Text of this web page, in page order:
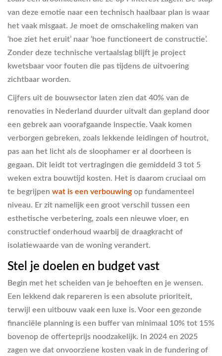
van deze emotie naar een technisch haalbaar plan is waar
het vaak misgaat. Je moet de omschakeling maken van
‘hoe ziet het eruit’ naar ‘hoe functioneert de constructie’.
Zonder deze technische vertaalslag blijft je project
kwetsbaar voor fouten die pas tijdens de uitvoering
zichtbaar worden.
Cijfers uit de bouwsector laten zien dat 40% van de
renovaties in Nederland duurder uitvalt dan gepland door
een gebrek aan voorafgaande inspectie. Vaak komen
verborgen gebreken, zoals lekkende leidingen of houtrot,
pas aan het licht als de sloophamer er al doorheen is
gegaan. Dit leidt tot vertragingen die gemiddeld 3 tot 5
weken extra bouwtijd kosten. Het is daarom cruciaal om
te begrijpen wat is een verbouwing op fundamenteel
niveau. Er zit namelijk een groot verschil tussen een
esthetische verbetering, zoals een nieuwe vloer, en
constructief onderhoud waarbij de draagkracht of
isolatiewaarde van de woning verandert.
Stel je doelen en budget vast
Begin met het scheiden van je behoeften en je wensen.
Een lekkend dak repareren is een absolute prioriteit,
terwijl een uitbouw vaak een luxe is. Voor een gezonde
financiële planning is een buffer van minimaal 10% tot 15%
bovenop de offerteprijs noodzakelijk. In 2024 en 2025
zagen we dat onvoorziene kosten vaak in de fundering of